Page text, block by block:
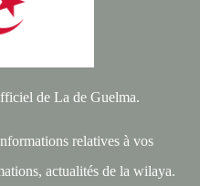
de La de Guelma.
relatives à vos
actualités de la wilaya.